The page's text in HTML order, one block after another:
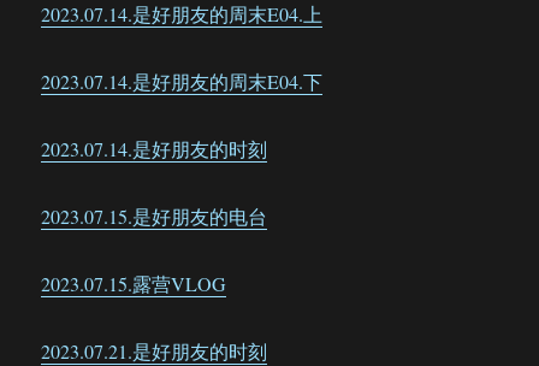
2023.07.14.是好朋友的周末E04.上
2023.07.14.是好朋友的周末E04.下
2023.07.14.是好朋友的时刻
2023.07.15.是好朋友的电台
2023.07.15.露营VLOG
2023.07.21.是好朋友的时刻